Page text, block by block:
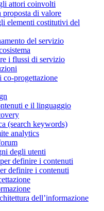
attori coinvolti
proposta di valore
elementi costitutivi del
del servizio
i flussi di servizio
co-progettazione
e il linguaggio
(search keywords)
analytics
degli utenti
definire i contenuti
definire i contenuti
dell’informazione